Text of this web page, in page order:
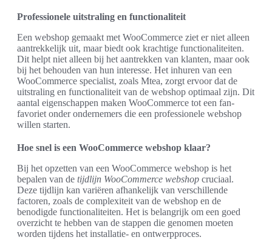
Professionele uitstraling en functionaliteit
Een webshop gemaakt met WooCommerce ziet er niet alleen
aantrekkelijk uit, maar biedt ook krachtige functionaliteiten.
Dit helpt niet alleen bij het aantrekken van klanten, maar ook
bij het behouden van hun interesse. Het inhuren van een
WooCommerce specialist, zoals Mtea, zorgt ervoor dat de
uitstraling en functionaliteit van de webshop optimaal zijn. Dit
aantal eigenschappen maken WooCommerce tot een fan-
favoriet onder ondernemers die een professionele webshop
willen starten.
Hoe snel is een WooCommerce webshop klaar?
Bij het opzetten van een WooCommerce webshop is het
bepalen van de tijdlijn WooCommerce webshop cruciaal.
Deze tijdlijn kan variëren afhankelijk van verschillende
factoren, zoals de complexiteit van de webshop en de
benodigde functionaliteiten. Het is belangrijk om een goed
overzicht te hebben van de stappen die genomen moeten
worden tijdens het installatie- en ontwerpproces.